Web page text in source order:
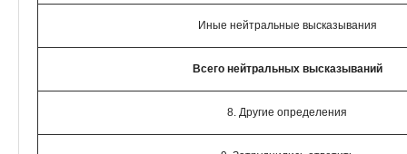
Иные нейтральные высказывания
Всего нейтральных высказываний
8. Другие определения